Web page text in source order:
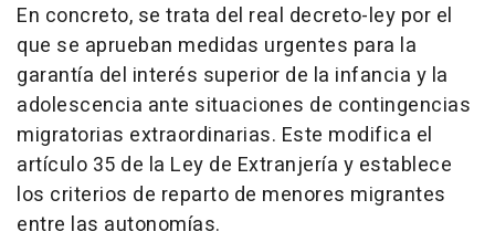
En concreto, se trata del real decreto-ley por el
que se aprueban medidas urgentes para la
garantía del interés superior de la infancia y la
adolescencia ante situaciones de contingencias
migratorias extraordinarias. Este modifica el
artículo 35 de la Ley de Extranjería y establece
los criterios de reparto de menores migrantes
entre las autonomías.